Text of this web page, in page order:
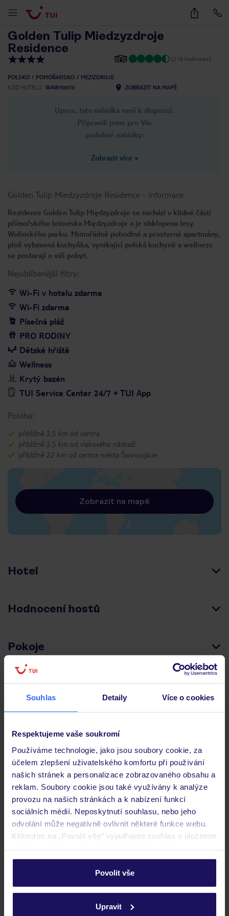
Souhlas Detaily Více o cookies
Respektujeme vaše soukromí
Používáme technologie, jako jsou soubory cookie, za
účelem zlepšení uživatelského komfortu při používání
našich stránek a personalizace zobrazovaného obsahu a
reklam. Soubory cookie jsou také využívány k analýze
provozu na našich stránkách a k nabízení funkcí
sociálních médií. Neposkytnutí souhlasu, nebo jeho
odvolání může negativně ovlivnit některé funkce webu.
Kliknutím na „Povolit vše“ vyjadřujete souhlas s uložením
personalizovat v sekci „Personalizace“.
Podrobné informace o souborech cookie naleznete v
ochrany osobních údajů.
Povolit vše
Upravit
18
Golden Tulip Miedzyzdroje
Residence
(218 hodnocení)
POLSKO POMOŘANSKO
MEZIZDROJE
KÓD HOTELU
WAW50070 ZOBRAZIT NA MAPĚ
Upsss, tato nabídka není k dispozici.
Připravili jsme pro Vás
podobné nabídky:
Zobrazit více »
Golden Tulip Miedzyzdroje Residence - informace
Rezidence Golden Tulip Międzyzdroje se nachází v klidné části
přímořského letoviska Międzyzdroje a je obklopena lesy
Wolinského parku. Mimořádně pohodlné a prostorné apartmány,
plně vybavená kuchyňka, vynikající polská kuchyně a wellness
se postarají o váš pobyt.
Nejoblíbenější filtry:
Wi-Fi v hotelu zdarma
Wi-Fi zdarma
Písečná pláž
PRO RODINY
Dětské hřiště
Wellness
Krytý bazén
TUI Service Center 24/7 + TUI App
Poloha:
přibližně 2,5 km od centra
přibližně 2,5 km od vlakového nádraží
přibližně 22 km od centra města Świnoujście
Zobrazit na mapě
Hotel
Hodnocení hostů
Pokoje
Stravování
Často kladené otázky
Jaké doklady jsou potřebné při cestování?
Budeme ubytováni ihned po příjezdu do hotelu?
Kam jít po přistání a vyzvednutí zavazadel?
Stáhněte si bezplatnou aplikaci TUI
rychlé vyhledávání a prohlížení nabídek